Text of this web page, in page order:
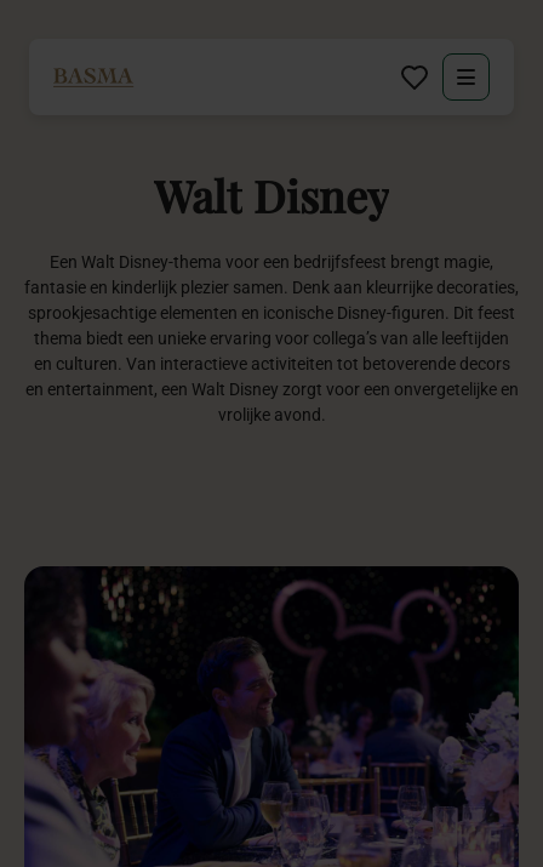
Decoratie huren
Inspiratie
Over BASMA
Walt Disney
Een Walt Disney-thema voor een bedrijfsfeest brengt magie,
fantasie en kinderlijk plezier samen. Denk aan kleurrijke decoraties,
sprookjesachtige elementen en iconische Disney-figuren. Dit feest
thema biedt een unieke ervaring voor collega’s van alle leeftijden
en culturen. Van interactieve activiteiten tot betoverende decors
en entertainment, een Walt Disney zorgt voor een onvergetelijke en
vrolijke avond.